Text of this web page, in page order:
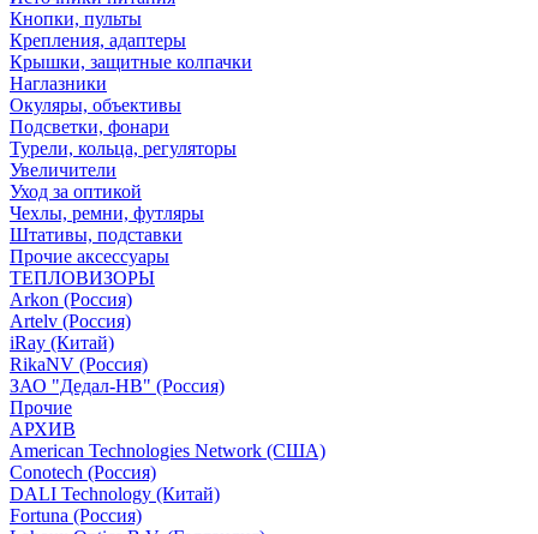
Кнопки, пульты
Крепления, адаптеры
Крышки, защитные колпачки
Наглазники
Окуляры, объективы
Подсветки, фонари
Турели, кольца, регуляторы
Увеличители
Уход за оптикой
Чехлы, ремни, футляры
Штативы, подставки
Прочие аксессуары
ТЕПЛОВИЗОРЫ
Arkon (Россия)
Artelv (Россия)
iRay (Китай)
RikaNV (Россия)
ЗАО "Дедал-НВ" (Россия)
Прочие
АРХИВ
American Technologies Network (США)
Conotech (Россия)
DALI Technology (Китай)
Fortuna (Россия)